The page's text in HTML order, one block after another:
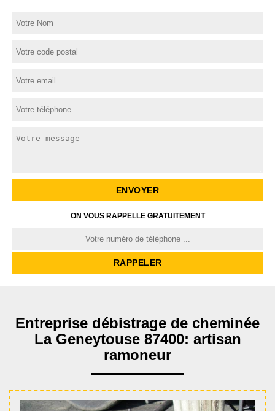
ON VOUS RAPPELLE GRATUITEMENT
Entreprise débistrage de cheminée
La Geneytouse 87400: artisan
ramoneur